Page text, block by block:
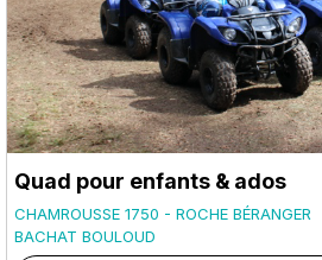
Quad pour enfants & ados
CHAMROUSSE 1750 - ROCHE BÉRANGER
BACHAT BOULOUD